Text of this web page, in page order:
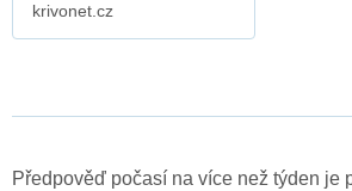
krivonet.cz
Předpověď počasí na více než týden je